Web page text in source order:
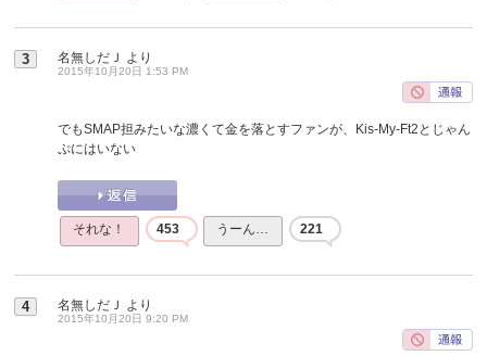
3 名無しだＪ より
2015年10月20日 1:53 PM
でもSMAP担みたいな濃くて金を落とすファンが、Kis-My-Ft2とじゃん
ぷにはいない
それな！ 453 うーん… 221
4 名無しだＪ より
2015年10月20日 9:20 PM